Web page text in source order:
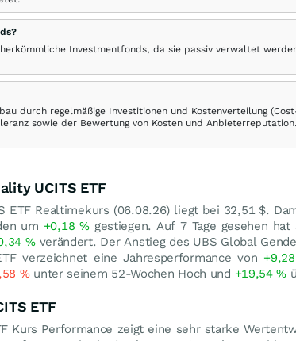
Investmentfonds, da sie passiv verwaltet
durch regelmäßige Investitionen und Kostenverteilung
sowie der Bewertung von Kosten und
UCITS ETF
ETF Realtimekurs (06.08.26) liegt bei 32,51 $.
um +0,18%gestiegen. Auf 7 Tage gesehen
%verändert. Der Anstieg des UBS Global
verzeichnet eine Jahresperformance von
%unter seinem 52-Wochen Hoch und +19,54%
ETF
Kurs Performance zeigt eine sehr starke